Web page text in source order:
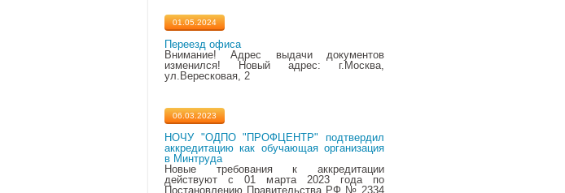
01.05.2024
Переезд офиса
Внимание! Адрес выдачи документов
изменился! Новый адрес: г.Москва,
ул.Вересковая, 2
06.03.2023
НОЧУ "ОДПО "ПРОФЦЕНТР" подтвердил
аккредитацию как обучающая организация
в Минтруда
Новые требования к аккредитации
действуют с 01 марта 2023 года по
Постановлению Правительства РФ № 2334